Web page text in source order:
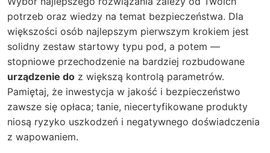
potrzeb oraz wiedzy na temat bezpieczeństwa. Dla
większości osób najlepszym pierwszym krokiem jest
solidny zestaw startowy typu pod, a potem —
stopniowe przechodzenie na bardziej rozbudowane
urządzenie do z większą kontrolą parametrów.
Pamiętaj, że inwestycja w jakość i bezpieczeństwo
zawsze się opłaca; tanie, niecertyfikowane produkty
niosą ryzyko uszkodzeń i negatywnego doświadczenia
z wapowaniem.